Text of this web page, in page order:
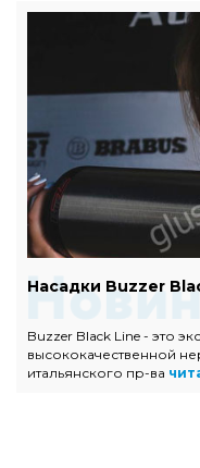
Насадки Buzzer
Buzzer Black Line - это
высококачественной
итальянского пр-ва